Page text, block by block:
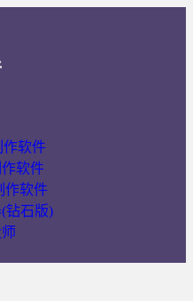
软件
软件
作软件
钻石版)